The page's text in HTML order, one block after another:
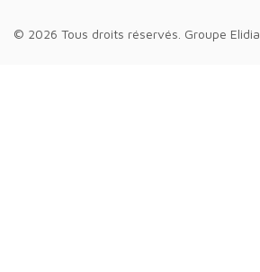
© 2026 Tous droits réservés. Groupe Elidia